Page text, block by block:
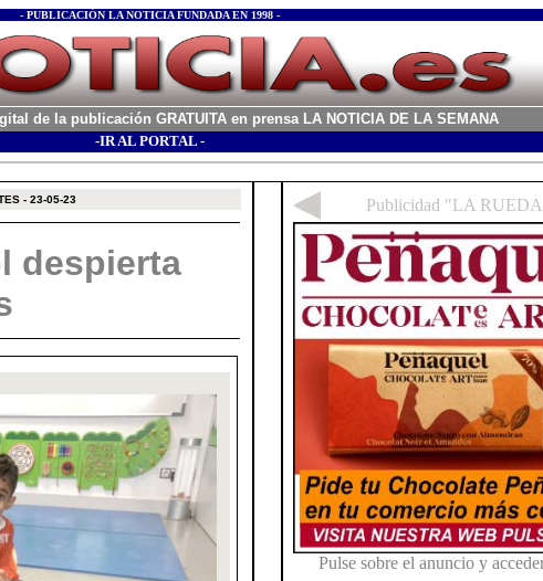
- PUBLICACIÓN LA NOTICIA FUNDADA EN 1998 -
de la publicación GRATUITA en prensa LA NOTICIA DE LA SEMANA
-IR AL PORTAL -
- 23-05-23
despierta